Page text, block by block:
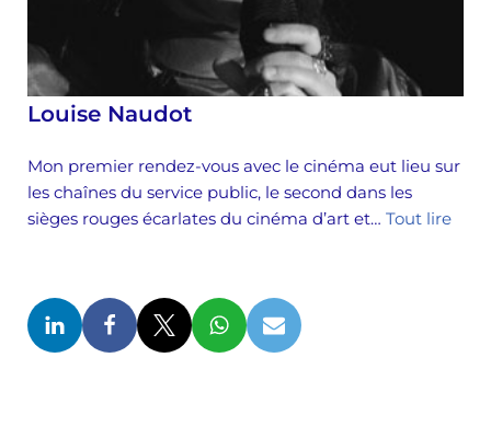
Louise Naudot
Mon premier rendez-vous avec le cinéma eut lieu sur
les chaînes du service public, le second dans les
sièges rouges écarlates du cinéma d’art et… Tout lire